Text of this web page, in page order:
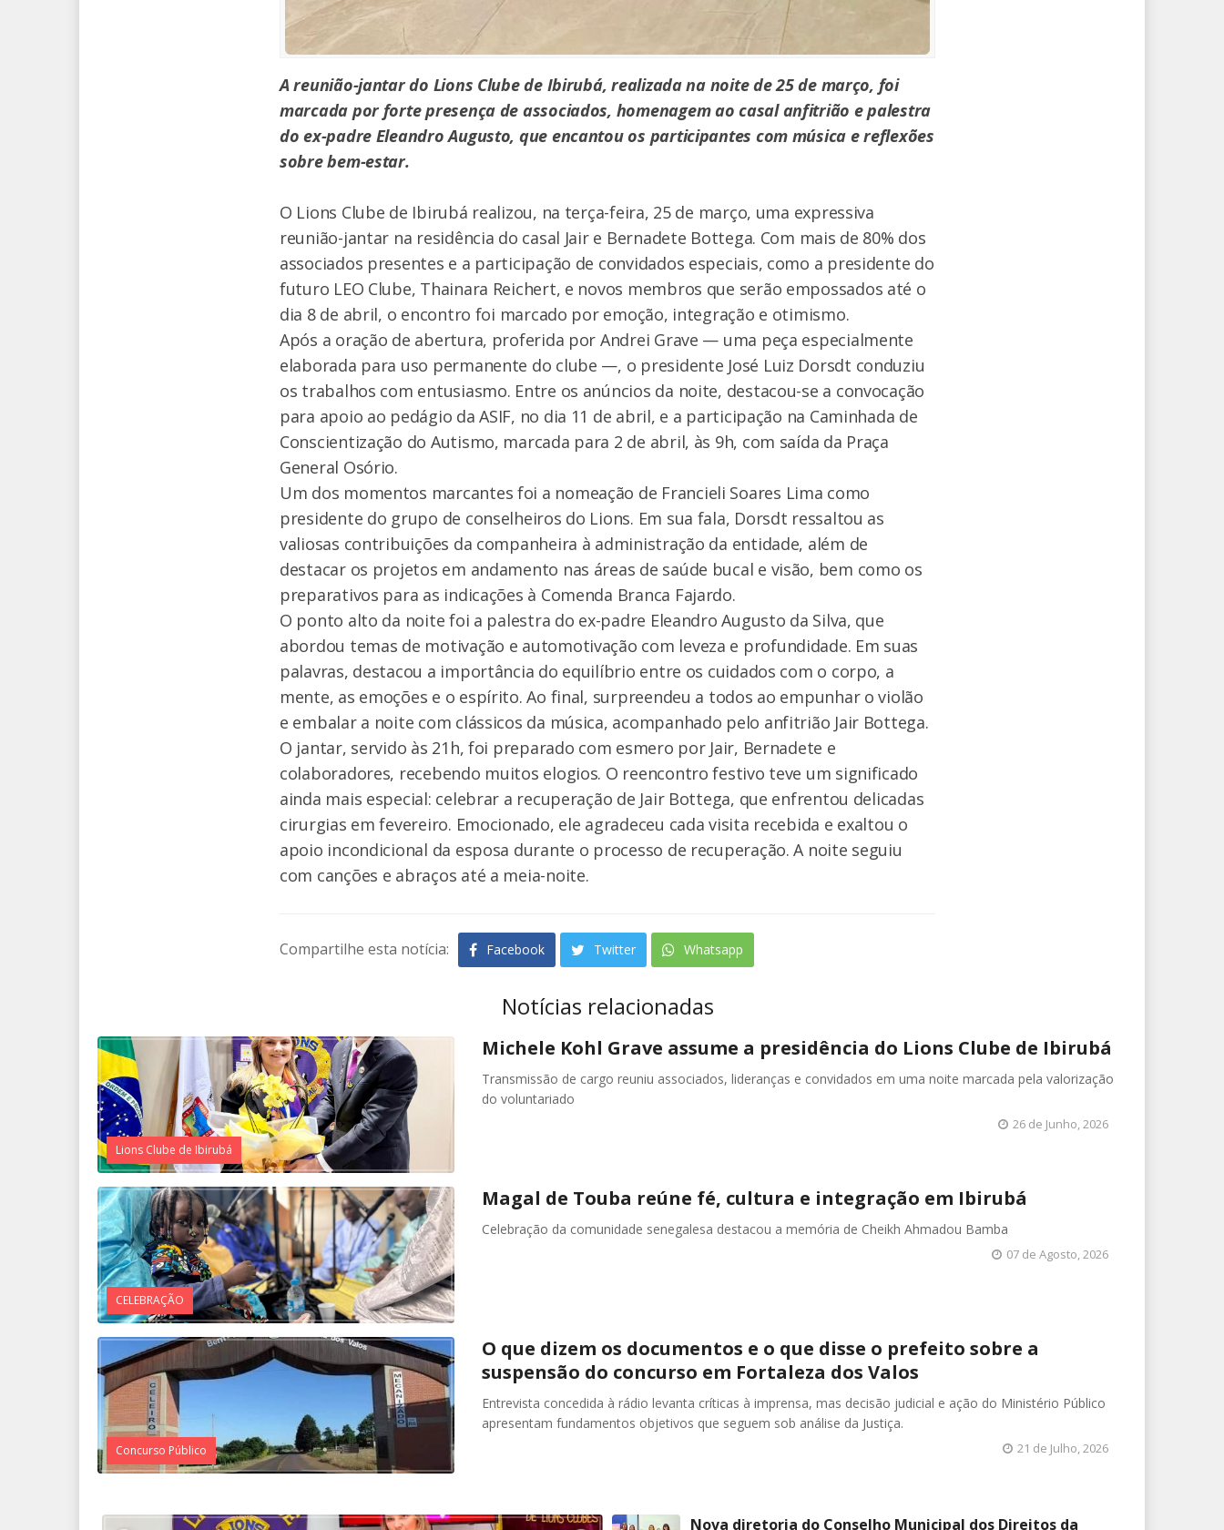
A reunião-jantar do Lions Clube de Ibirubá, realizada na noite de 25 de março, foi
marcada por forte presença de associados, homenagem ao casal anfitrião e palestra
do ex-padre Eleandro Augusto, que encantou os participantes com música e reflexões
sobre bem-estar.
O Lions Clube de Ibirubá realizou, na terça-feira, 25 de março, uma expressiva
reunião-jantar na residência do casal Jair e Bernadete Bottega. Com mais de 80% dos
associados presentes e a participação de convidados especiais, como a presidente do
futuro LEO Clube, Thainara Reichert, e novos membros que serão empossados até o
dia 8 de abril, o encontro foi marcado por emoção, integração e otimismo.
Após a oração de abertura, proferida por Andrei Grave — uma peça especialmente
elaborada para uso permanente do clube —, o presidente José Luiz Dorsdt conduziu
os trabalhos com entusiasmo. Entre os anúncios da noite, destacou-se a convocação
para apoio ao pedágio da ASIF, no dia 11 de abril, e a participação na Caminhada de
Conscientização do Autismo, marcada para 2 de abril, às 9h, com saída da Praça
General Osório.
Um dos momentos marcantes foi a nomeação de Francieli Soares Lima como
presidente do grupo de conselheiros do Lions. Em sua fala, Dorsdt ressaltou as
valiosas contribuições da companheira à administração da entidade, além de
destacar os projetos em andamento nas áreas de saúde bucal e visão, bem como os
preparativos para as indicações à Comenda Branca Fajardo.
O ponto alto da noite foi a palestra do ex-padre Eleandro Augusto da Silva, que
abordou temas de motivação e automotivação com leveza e profundidade. Em suas
palavras, destacou a importância do equilíbrio entre os cuidados com o corpo, a
mente, as emoções e o espírito. Ao final, surpreendeu a todos ao empunhar o violão
e embalar a noite com clássicos da música, acompanhado pelo anfitrião Jair Bottega.
O jantar, servido às 21h, foi preparado com esmero por Jair, Bernadete e
colaboradores, recebendo muitos elogios. O reencontro festivo teve um significado
ainda mais especial: celebrar a recuperação de Jair Bottega, que enfrentou delicadas
cirurgias em fevereiro. Emocionado, ele agradeceu cada visita recebida e exaltou o
apoio incondicional da esposa durante o processo de recuperação. A noite seguiu
com canções e abraços até a meia-noite.
Compartilhe esta notícia: Facebook Twitter Whatsapp
Notícias relacionadas
Lions Clube de Ibirubá
Michele Kohl Grave assume a presidência do Lions Clube de Ibirubá
Transmissão de cargo reuniu associados, lideranças e convidados em uma noite marcada pela valorização
do voluntariado
26 de Junho, 2026
CELEBRAÇÃO
Magal de Touba reúne fé, cultura e integração em Ibirubá
Celebração da comunidade senegalesa destacou a memória de Cheikh Ahmadou Bamba
07 de Agosto, 2026
Concurso Público
O que dizem os documentos e o que disse o prefeito sobre a
suspensão do concurso em Fortaleza dos Valos
Entrevista concedida à rádio levanta críticas à imprensa, mas decisão judicial e ação do Ministério Público
apresentam fundamentos objetivos que seguem sob análise da Justiça.
21 de Julho, 2026
Nova diretoria do Conselho Municipal dos Direitos da